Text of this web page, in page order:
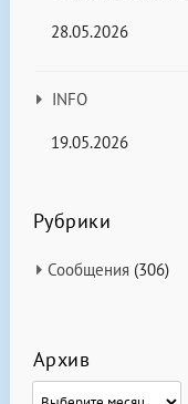
28.05.2026
INFO
19.05.2026
Рубрики
Сообщения (306)
Архив
Архив